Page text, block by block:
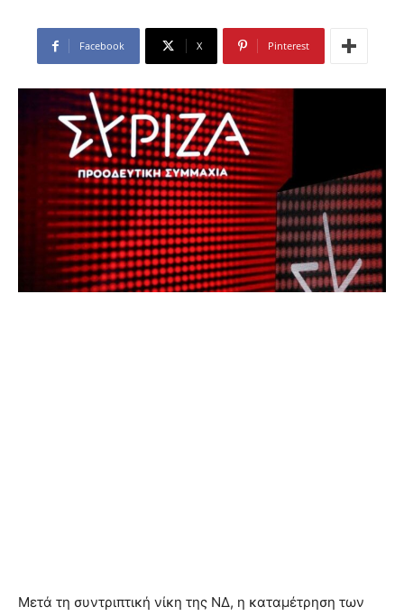
Facebook X Pinterest
Μετά τη συντριπτική νίκη της ΝΔ, η καταμέτρηση των